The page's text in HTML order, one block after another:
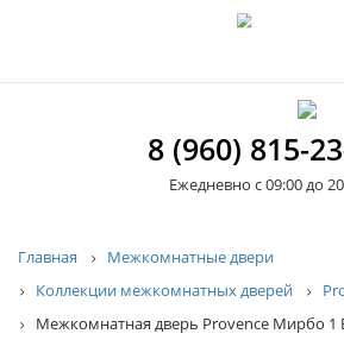
8 (960) 815-
Ежедневно с 09:00 до
Строка
навигации
Главная
Межкомнатные двери
Коллекции межкомнатных дверей
Межкомнатная дверь Provence Мирбо 1